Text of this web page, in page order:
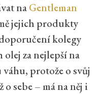
naGentleman
jejich produkty
kolegy
za nejlepší na
protože o svůj
o sebe – má na něj i